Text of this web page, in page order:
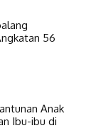
56
Anak
Ibu-ibu di